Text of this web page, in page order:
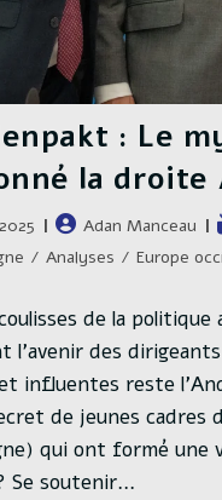
: Le
la droite
Auteur/autrice
de
Adan Manceau
/ Analyses / Europe
de la
l’avenir des
influentes reste
de jeunes cadres
qui ont formé
Se soutenir…